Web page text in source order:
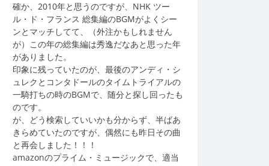
確か、2010年と思うのですが、NHK ツー
ル・ド・フランス 総集編のBGMがよくシー
ンとマッチしてて、（外注かもしれません
が）この年の総集編は秀逸だなあと思った年
がありました。
印象に残っていたのが、最後のアンディ・シ
ュレクとコンタドールのタイムトライアルの
一騎打ちの時のBGMで、随分と探し回ったも
のです。
が、どう検索していいかも分からず、半ばあ
きらめていたのですが、偶然にも昨日その曲
と再会しました！！！
amazonのプライム・ミュージックで、適当